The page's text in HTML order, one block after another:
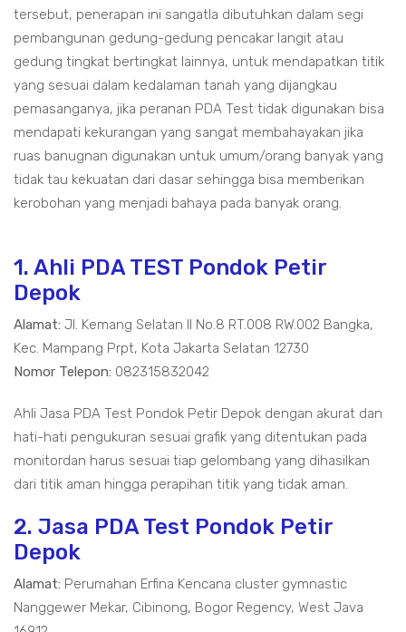
tersebut, penerapan ini sangatla dibutuhkan dalam segi
pembangunan gedung-gedung pencakar langit atau
gedung tingkat bertingkat lainnya, untuk mendapatkan titik
yang sesuai dalam kedalaman tanah yang dijangkau
pemasanganya, jika peranan PDA Test tidak digunakan bisa
mendapati kekurangan yang sangat membahayakan jika
ruas banugnan digunakan untuk umum/orang banyak yang
tidak tau kekuatan dari dasar sehingga bisa memberikan
kerobohan yang menjadi bahaya pada banyak orang.
1. Ahli PDA TEST Pondok Petir
Depok
Alamat: Jl. Kemang Selatan II No.8 RT.008 RW.002 Bangka,
Kec. Mampang Prpt, Kota Jakarta Selatan 12730
Nomor Telepon: 082315832042
Ahli Jasa PDA Test Pondok Petir Depok dengan akurat dan
hati-hati pengukuran sesuai grafik yang ditentukan pada
monitordan harus sesuai tiap gelombang yang dihasilkan
dari titik aman hingga perapihan titik yang tidak aman.
2. Jasa PDA Test Pondok Petir
Depok
Alamat: Perumahan Erfina Kencana cluster gymnastic
Nanggewer Mekar, Cibinong, Bogor Regency, West Java